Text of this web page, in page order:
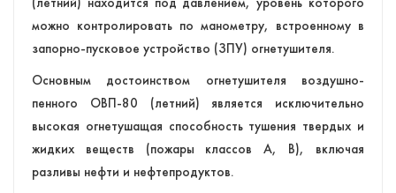
можно контролировать по манометру, встроенному в
запорно-пусковое устройство (ЗПУ) огнетушителя.
Основным достоинством огнетушителя воздушно-
пенного ОВП-80 (летний) является исключительно
высокая огнетушащая способность тушения твердых и
жидких веществ (пожары классов А, В), включая
разливы нефти и нефтепродуктов.